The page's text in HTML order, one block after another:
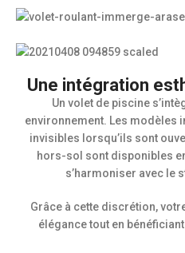
Une intégration
Un volet de piscine
environnement. Les modèles
invisibles lorsqu’ils sont
hors-sol sont disponibles
s’harmoniser avec le
Grâce à cette discrétion,
élégance tout en